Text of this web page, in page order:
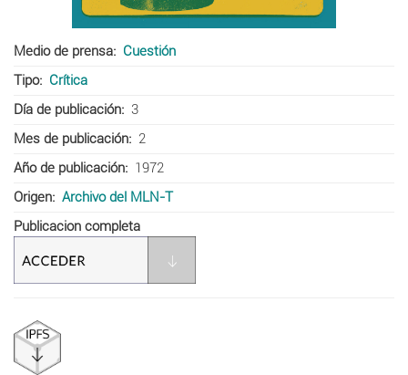
Medio de prensa
Cuestión
Tipo
Crítica
Día de publicación
3
Mes de publicación
2
Año de publicación
1972
Origen
Archivo del MLN-T
Publicacion completa